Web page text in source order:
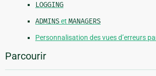
LOGGING
ADMINSet MANAGERS
Personnalisation des vues d’erreurs
Parcourir